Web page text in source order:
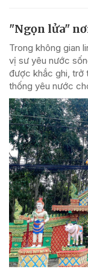
"Ngọn lửa"
Trong không gian
vị sư yêu nước
được khắc ghi, trở
thống yêu nước